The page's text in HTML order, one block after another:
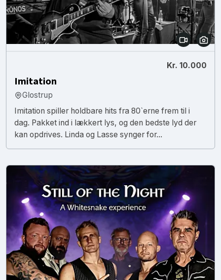
Kr. 10.000
Imitation
Glostrup
Imitation spiller holdbare hits fra 80`erne frem til i
dag. Pakket ind i lækkert lys, og den bedste lyd der
kan opdrives. Linda og Lasse synger for...